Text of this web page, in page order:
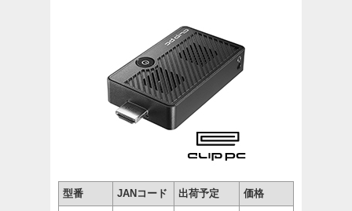
型番 JANコード 出荷予定 価格